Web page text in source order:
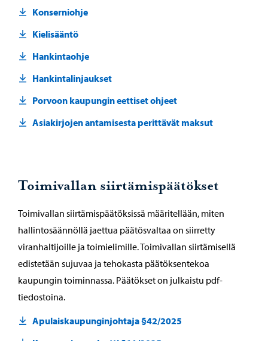
Konserniohje
Kielisääntö
Hankintaohje
Hankintalinjaukset
Porvoon kaupungin eettiset ohjeet
Asiakirjojen antamisesta perittävät maksut
Toimivallan siirtämispäätökset
Toimivallan siirtämispäätöksissä määritellään, miten
hallintosäännöllä jaettua päätösvaltaa on siirretty
viranhaltijoille ja toimielimille. Toimivallan siirtämisellä
edistetään sujuvaa ja tehokasta päätöksentekoa
kaupungin toiminnassa. Päätökset on julkaistu pdf-
tiedostoina.
Apulaiskaupunginjohtaja §42/2025